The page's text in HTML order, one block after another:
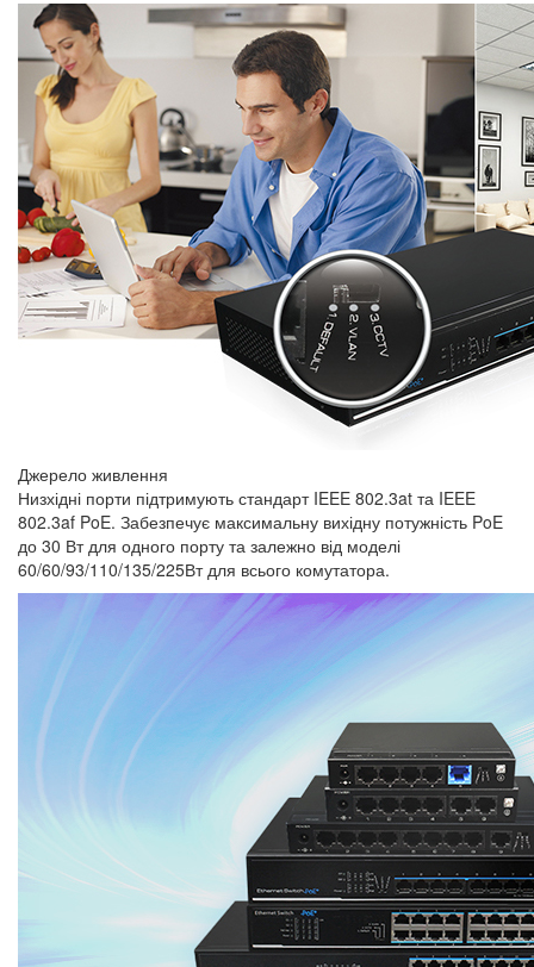
Джерело живлення
Низхідні порти підтримують стандарт IEEE 802.3at та IEEE
802.3af PoE. Забезпечує максимальну вихідну потужність PoE
до 30 Вт для одного порту та залежно від моделі
60/60/93/110/135/225Вт для всього комутатора.